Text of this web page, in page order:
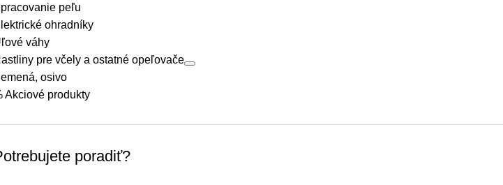
peľu
ohradníky
váhy
pre včely a ostatné opeľovače
osivo
Akciové produkty
poradiť?